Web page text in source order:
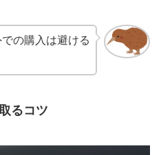
の購入は避ける
るコツ